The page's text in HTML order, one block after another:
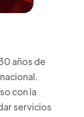
años de
con la
servicios